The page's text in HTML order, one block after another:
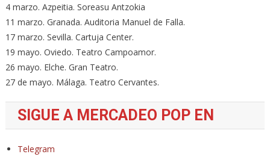
4 marzo. Azpeitia. Soreasu Antzokia
11 marzo. Granada. Auditoria Manuel de Falla.
17 marzo. Sevilla. Cartuja Center.
19 mayo. Oviedo. Teatro Campoamor.
26 mayo. Elche. Gran Teatro.
27 de mayo. Málaga. Teatro Cervantes.
SIGUE A MERCADEO POP EN
Telegram